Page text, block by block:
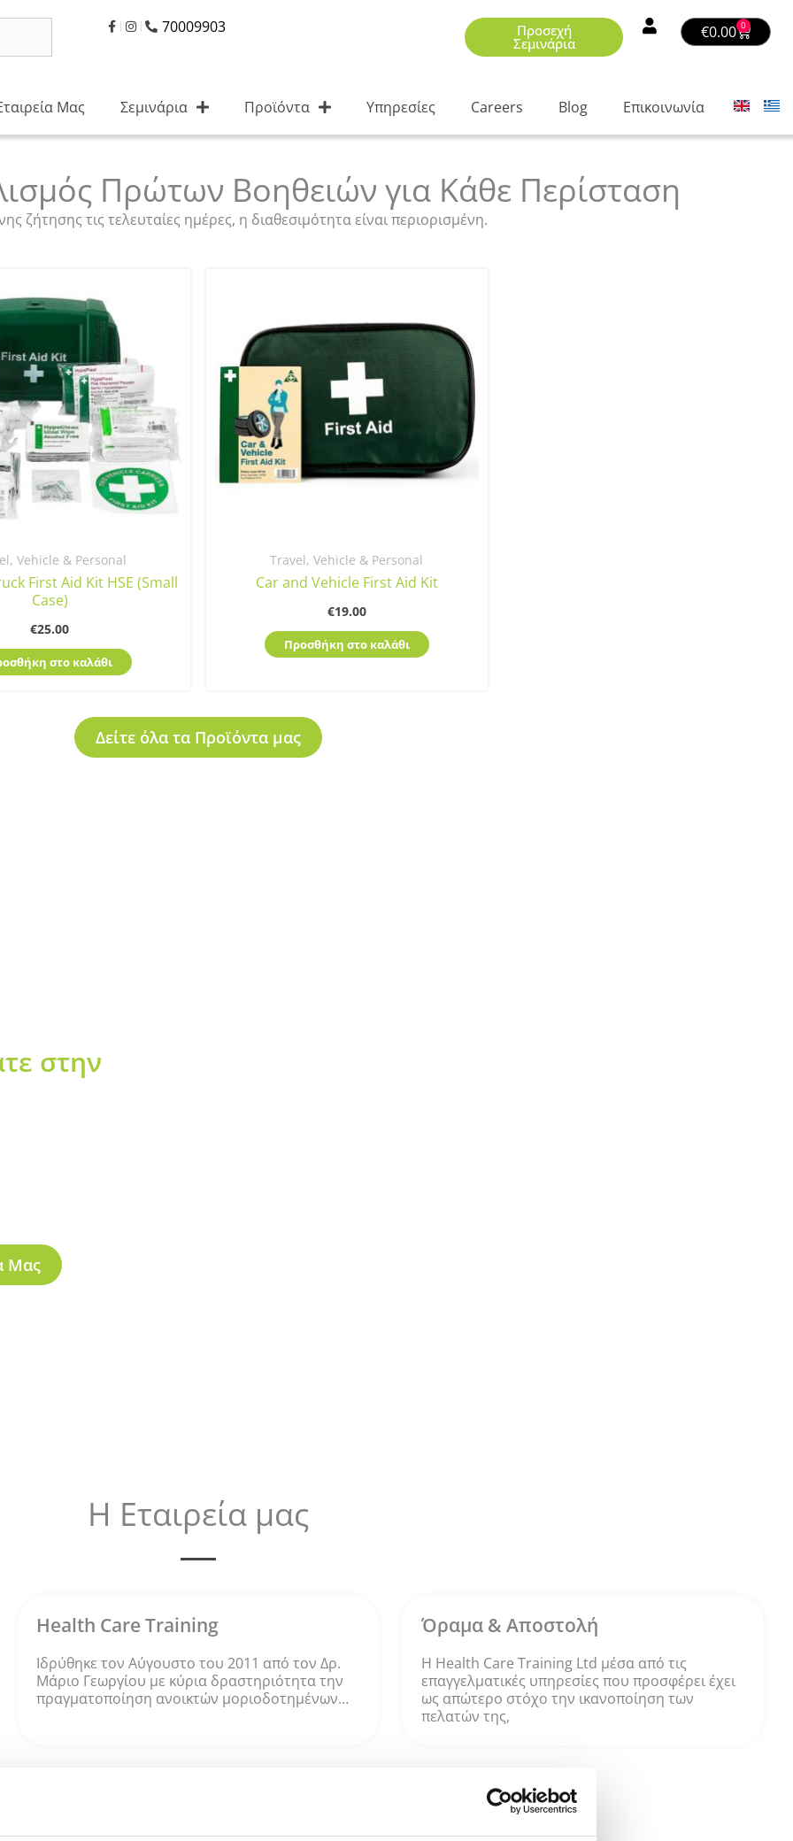
70009903 Προσεχή
Σεμινάρια
€0.00 0
Basket
Μας Σεμινάρια Προϊόντα Υπηρεσίες Careers Blog Επικοινωνία
Πρώτων Βοηθειών για Κάθε Περίσταση
ζήτησης τις τελευταίες ημέρες, η διαθεσιμότητα είναι περιορισμένη.
Vehicle & Personal
First Aid Kit HSE (Small
Case)
€25.00
στο καλάθι
Travel, Vehicle & Personal
Car and Vehicle First Aid Kit
€19.00
Προσθήκη στο καλάθι
Δείτε όλα τα Προϊόντα μας
στην
Μας
Η Εταιρεία μας
Health Care Training
Ιδρύθηκε τον Αύγουστο του 2011 από τον Δρ.
Μάριο Γεωργίου με κύρια δραστηριότητα την
πραγματοποίηση ανοικτών μοριοδοτημένων…
Όραμα & Αποστολή
Η Health Care Training Ltd μέσα από τις
επαγγελματικές υπηρεσίες που προσφέρει έχει
ως απώτερο στόχο την ικανοποίηση των
πελατών της,